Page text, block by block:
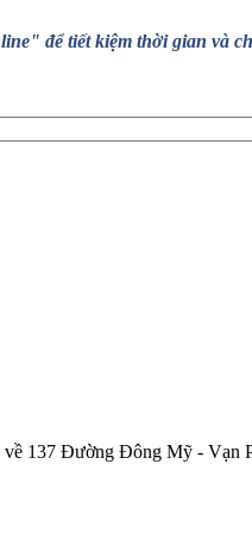
để tiết kiệm thời gian và
Đường Đông Mỹ - Vạn